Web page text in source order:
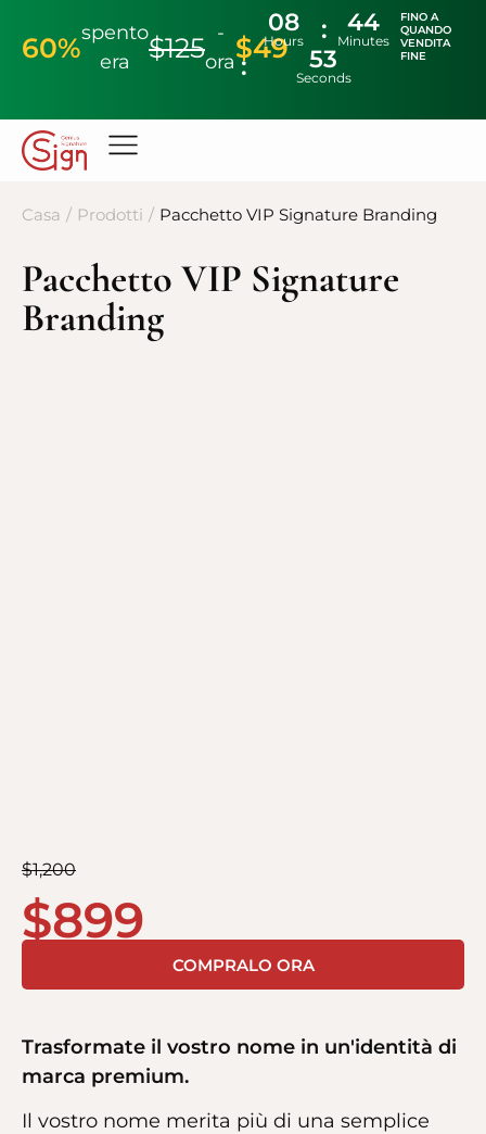
60%spento
era
$125 -
ora$49
08
Hours
44
Minutes
52
Seconds
FINO A
QUANDO
VENDITA
FINE
Casa / Prodotti / Pacchetto VIP Signature Branding
Pacchetto VIP Signature
Branding
$1,200
$899
COMPRALO ORA
Trasformate il vostro nome in un'identità di
marca premium.
Il vostro nome merita più di una semplice